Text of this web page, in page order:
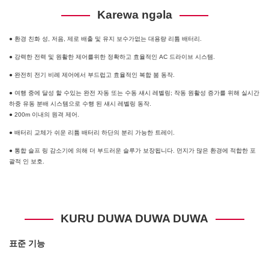
Karewa ngəla
● 환경 친화 성, 저음, 제로 배출 및 유지 보수가없는 대용량 리튬 배터리.
● 강력한 전력 및 원활한 제어를위한 정확하고 효율적인 AC 드라이브 시스템.
● 완전히 전기 비례 제어에서 부드럽고 효율적인 복합 붐 동작.
● 여행 중에 달성 할 수있는 완전 자동 또는 수동 섀시 레벨링; 작동 원활성 증가를 위해 실시간
하중 유동 분배 시스템으로 수행 된 섀시 레벨링 동작.
● 200m 이내의 원격 제어.
● 배터리 교체가 쉬운 리튬 배터리 하단의 분리 가능한 트레이.
● 통합 슬프 링 감소기에 의해 더 부드러운 슬루가 보장됩니다. 먼지가 많은 환경에 적합한 포
괄적 인 보호.
KURU DUWA DUWA DUWA
표준 기능